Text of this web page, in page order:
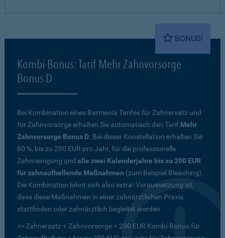
BONUS!
Kombi-Bonus: Tarif Mehr Zahnvorsorge
Bonus D
Bei Kombination eines Barmenia Tarifes für Zahnersatz und
für Zahnvorsorge erhalten Sie automatisch den Tarif Mehr
Zahnvorsorge Bonus D. Bei dieser Konstellation erhalten Sie
80 %, bis zu 200 EUR pro Jahr, für die professionelle
Zahnreinigung und alle zwei Kalenderjahre bis zu 200 EUR
für zahnaufhellende Maßnahmen (zum Beispiel Bleaching).
Die Kombination lohnt sich also extra! Voraussetzung ist,
dass diese Maßnahmen in einer zahnärztlichen Praxis
stattfinden oder zahnärztlich begleitet werden.
>> Zahnersatz + Zahnvorsorge = 200 EUR Kombi-Bonus für